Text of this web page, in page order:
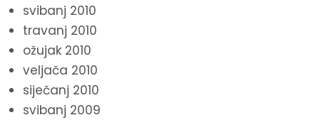
svibanj 2010
travanj 2010
ožujak 2010
veljača 2010
siječanj 2010
svibanj 2009